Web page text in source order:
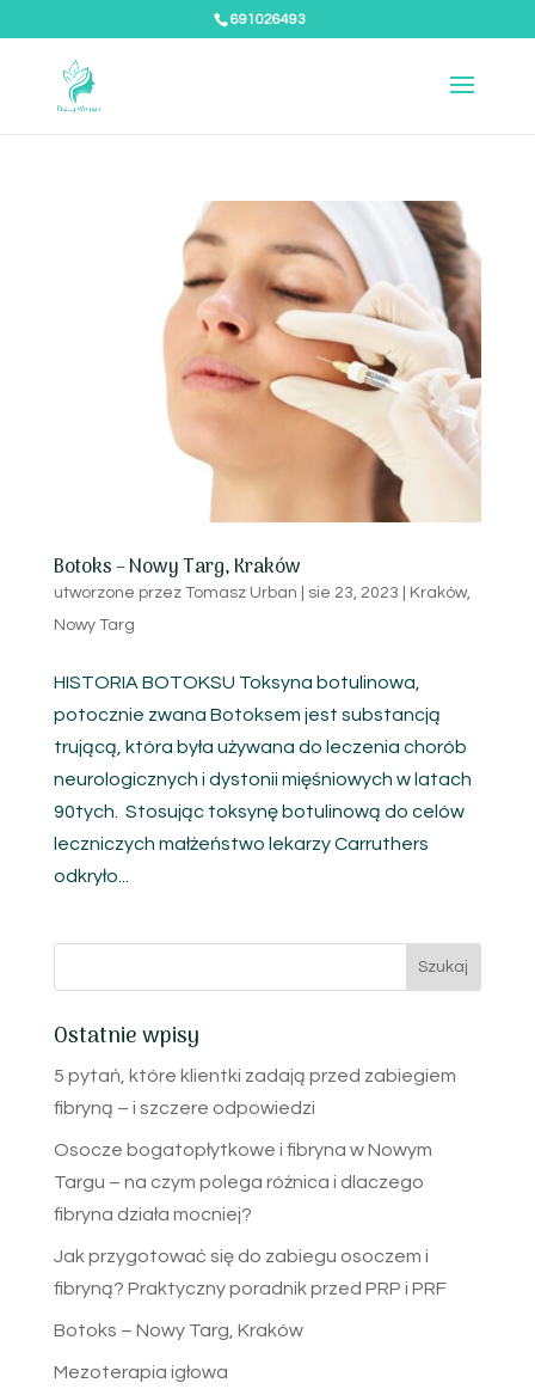
691026493
Botoks – Nowy Targ, Kraków
utworzone przez Tomasz Urban sie 23, 2023 Kraków,
Nowy Targ
HISTORIA BOTOKSU Toksyna botulinowa,
potocznie zwana Botoksem jest substancją
trującą, która była używana do leczenia chorób
neurologicznych i dystonii mięśniowych w latach
90tych. Stosując toksynę botulinową do celów
leczniczych małżeństwo lekarzy Carruthers
odkryło...
Ostatnie wpisy
5 pytań, które klientki zadają przed zabiegiem
fibryną – i szczere odpowiedzi
Osocze bogatopłytkowe i fibryna w Nowym
Targu – na czym polega różnica i dlaczego
fibryna działa mocniej?
Jak przygotować się do zabiegu osoczem i
fibryną? Praktyczny poradnik przed PRP i PRF
Botoks – Nowy Targ, Kraków
Mezoterapia igłowa